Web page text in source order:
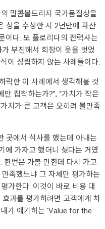
말콤볼드리지 국가품질상을
상을 수상한 지 2년만에 파산
이다. 또 플로리다의 전력사는
부진해서 회장이 옷을 벗었
이 성립하지 않는 사례들이다.
락한 이 사례에서 생각해볼 것
집착하는가?”, “가치가 작은
치가 큰 고객은 오히려 불만족
곳에서 식사를 했는데 아내는
에 가자고 했더니 싫다는 거였
한번은 가볼 만한데 다시 가고
족했느냐 그 자체만 평가하는
가한다. 이것이 바로 비용 대
과를 평가하려면 고객에게 차
가 얘기하는 ‘Value for the